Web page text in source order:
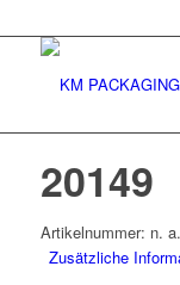
20149
Artikelnummer: n. a.
Zusätzliche